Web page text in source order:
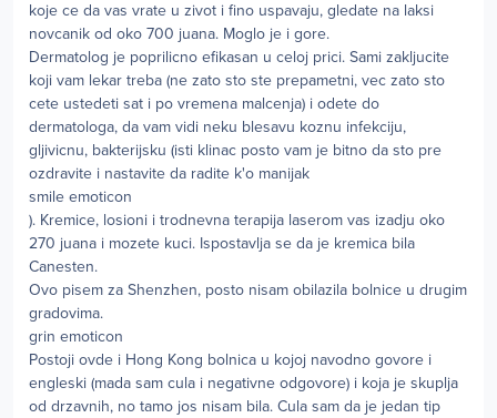
koje ce da vas vrate u zivot i fino uspavaju, gledate na laksi
novcanik od oko 700 juana. Moglo je i gore.
Dermatolog je poprilicno efikasan u celoj prici. Sami zakljucite
koji vam lekar treba (ne zato sto ste prepametni, vec zato sto
cete ustedeti sat i po vremena malcenja) i odete do
dermatologa, da vam vidi neku blesavu koznu infekciju,
gljivicnu, bakterijsku (isti klinac posto vam je bitno da sto pre
ozdravite i nastavite da radite k'o manijak
smile emoticon
). Kremice, losioni i trodnevna terapija laserom vas izadju oko
270 juana i mozete kuci. Ispostavlja se da je kremica bila
Canesten.
Ovo pisem za Shenzhen, posto nisam obilazila bolnice u drugim
gradovima.
grin emoticon
Postoji ovde i Hong Kong bolnica u kojoj navodno govore i
engleski (mada sam cula i negativne odgovore) i koja je skuplja
od drzavnih, no tamo jos nisam bila. Cula sam da je jedan tip